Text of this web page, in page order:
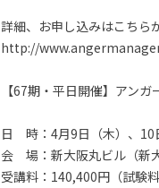
詳細、お申し込みはこちら
http://
【67期・平日開催】アン
日 時：4月9日（木）、10
会 場：新大阪丸ビル（新
受講料：140,400円（試験料